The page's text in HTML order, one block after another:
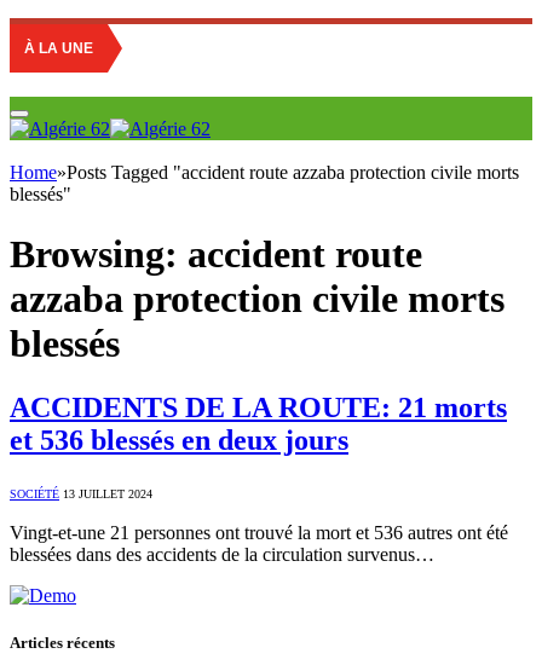
À LA UNE
Home»Posts Tagged "accident route azzaba protection civile morts
blessés"
Browsing: accident route
azzaba protection civile morts
blessés
ACCIDENTS DE LA ROUTE: 21 morts
et 536 blessés en deux jours
SOCIÉTÉ 13 JUILLET 2024
Vingt-et-une 21 personnes ont trouvé la mort et 536 autres ont été
blessées dans des accidents de la circulation survenus…
Articles récents